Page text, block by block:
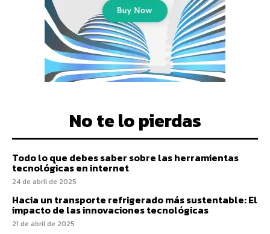
No te lo pierdas
Todo lo que debes saber sobre las herramientas
tecnológicas en internet
24 de abril de 2025
Hacia un transporte refrigerado más sustentable: El
impacto de las innovaciones tecnológicas
21 de abril de 2025